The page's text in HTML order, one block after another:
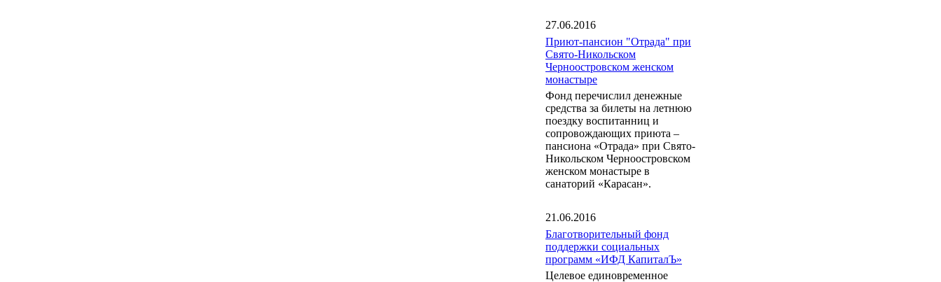
27.06.2016
Приют-пансион "Отрада" при
Свято-Никольском
Черноостровском женском
монастыре
Фонд перечислил денежные
средства за билеты на летнюю
поездку воспитанниц и
сопровождающих приюта –
пансиона «Отрада» при Свято-
Никольском Черноостровском
женском монастыре в
санаторий «Карасан».
21.06.2016
Благотворительный фонд
поддержки социальных
программ «ИФД КапиталЪ»
Целевое единовременное